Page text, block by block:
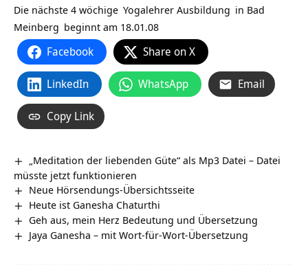
Die nächste 4 wöchige Yogalehrer Ausbildung in Bad
Meinberg beginnt am 18.01.08
Facebook Share on X
LinkedIn WhatsApp Email
Copy Link
„Meditation der liebenden Güte“ als Mp3 Datei – Datei
müsste jetzt funktionieren
Neue Hörsendungs-Übersichtsseite
Heute ist Ganesha Chaturthi
Geh aus, mein Herz Bedeutung und Übersetzung
Jaya Ganesha – mit Wort-für-Wort-Übersetzung